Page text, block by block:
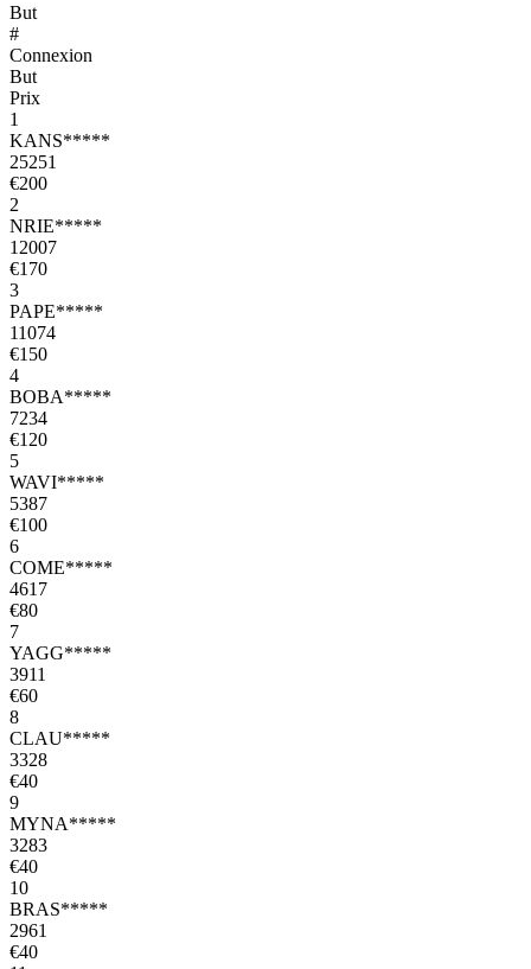
But
#
Connexion
But
Prix
1
KANS*****
25251
€200
2
NRIE*****
12007
€170
3
PAPE*****
11074
€150
4
BOBA*****
7234
€120
5
WAVI*****
5387
€100
6
COME*****
4617
€80
7
YAGG*****
3911
€60
8
CLAU*****
3328
€40
9
MYNA*****
3283
€40
10
BRAS*****
2961
€40